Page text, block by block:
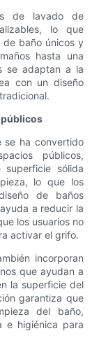
de lavado de
lo que
de baño únicos y
hasta una
se adaptan a la
con un diseño
públicos
se ha convertido
públicos,
superficie sólida
lo que los
de baños
a reducir la
los usuarios no
activar el grifo.
incorporan
que ayudan a
la superficie del
garantiza que
del baño,
e higiénica para